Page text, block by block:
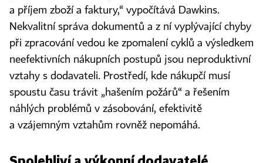
a příjem zboží a faktury,“ vypočítává Dawkins.
Nekvalitní správa dokumentů a z ní vyplývající chyby
při zpracování vedou ke zpomalení cyklů a výsledkem
neefektivních nákupních postupů jsou neproduktivní
vztahy s dodavateli. Prostředí, kde nákupčí musí
spoustu času trávit „hašením požárů“ a řešením
náhlých problémů v zásobování, efektivitě
a vzájemným vztahům rovněž nepomáhá.